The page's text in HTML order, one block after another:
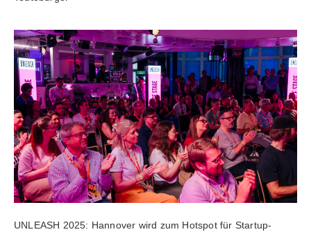
UNLEASH 2025: Hannover wird zum Hotspot für Startup-